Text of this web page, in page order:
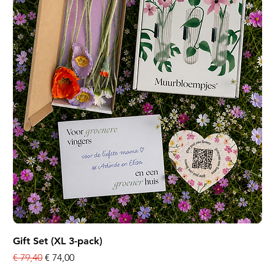
Gift Set (XL 3-pack)
Normale prijs
€ 79,40 Verkoopprijs
€ 74,00